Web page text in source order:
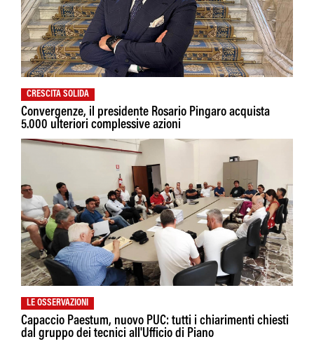
CRESCITA SOLIDA
Convergenze, il presidente Rosario Pingaro acquista
5.000 ulteriori complessive azioni
LE OSSERVAZIONI
Capaccio Paestum, nuovo PUC: tutti i chiarimenti chiesti
dal gruppo dei tecnici all'Ufficio di Piano